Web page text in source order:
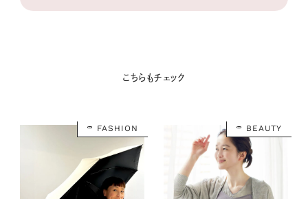
こちらもチェック
FASHION BEAUTY